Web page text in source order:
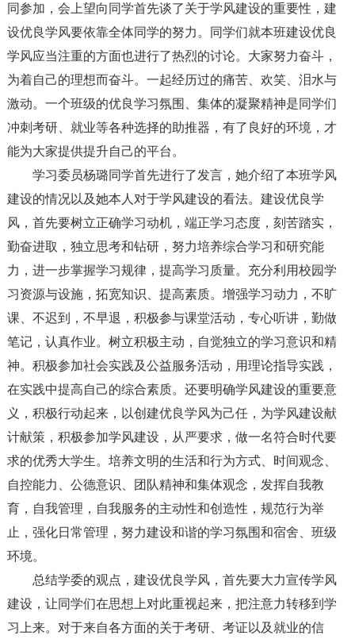
同参加，会上望向同学首先谈了关于学风建设的重要性，建
设优良学风要依靠全体同学的努力。同学们就本班建设优良
学风应当注重的方面也进行了热烈的讨论。大家努力奋斗，
为着自己的理想而奋斗。一起经历过的痛苦、欢笑、泪水与
激动。一个班级的优良学习氛围、集体的凝聚精神是同学们
冲刺考研、就业等各种选择的助推器，有了良好的环境，才
能为大家提供提升自己的平台。
学习委员杨璐同学首先进行了发言，她介绍了本班学风
建设的情况以及她本人对于学风建设的看法。建设优良学
风，首先要树立正确学习动机，端正学习态度，刻苦踏实，
勤奋进取，独立思考和钻研，努力培养综合学习和研究能
力，进一步掌握学习规律，提高学习质量。充分利用校园学
习资源与设施，拓宽知识、提高素质。增强学习动力，不旷
课、不迟到，不早退，积极参与课堂活动，专心听讲，勤做
笔记，认真作业。树立积极主动，自觉独立的学习意识和精
神。积极参加社会实践及公益服务活动，用理论指导实践，
在实践中提高自己的综合素质。还要明确学风建设的重要意
义，积极行动起来，以创建优良学风为己任，为学风建设献
计献策，积极参加学风建设，从严要求，做一名符合时代要
求的优秀大学生。培养文明的生活和行为方式、时间观念、
自控能力、公德意识、团队精神和集体观念，发挥自我教
育，自我管理，自我服务的主动性和创造性，规范行为举
止，强化日常管理，努力建设和谐的学习氛围和宿舍、班级
环境。
总结学委的观点，建设优良学风，首先要大力宣传学风
建设，让同学们在思想上对此重视起来，把注意力转移到学
习上来。对于来自各方面的关于考研、考证以及就业的信